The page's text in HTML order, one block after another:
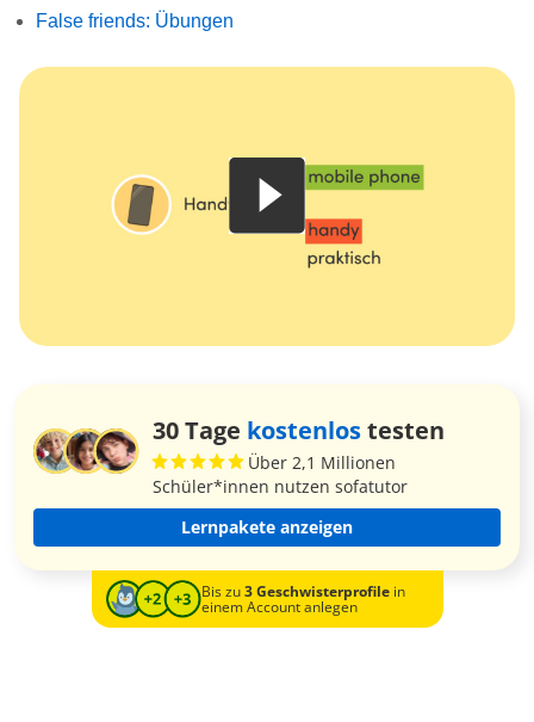
False friends: Übungen
30 Tage kostenlostesten
Über 2,1 Millionen
Schüler*innen nutzen sofatutor
Lernpakete anzeigen
Bis zu3 Geschwisterprofilein
einem Account anlegen